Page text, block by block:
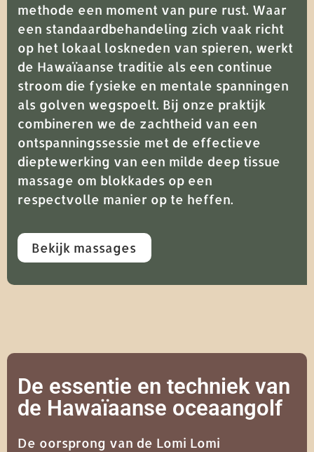
methode een moment van pure rust. Waar
een standaardbehandeling zich vaak richt
op het lokaal loskneden van spieren, werkt
de Hawaïaanse traditie als een continue
stroom die fysieke en mentale spanningen
als golven wegspoelt. Bij onze praktijk
combineren we de zachtheid van een
ontspanningssessie met de effectieve
dieptewerking van een milde deep tissue
massage om blokkades op een
respectvolle manier op te heffen.
Bekijk massages
De essentie en techniek van
de Hawaïaanse oceaangolf
De oorsprong van de Lomi Lomi